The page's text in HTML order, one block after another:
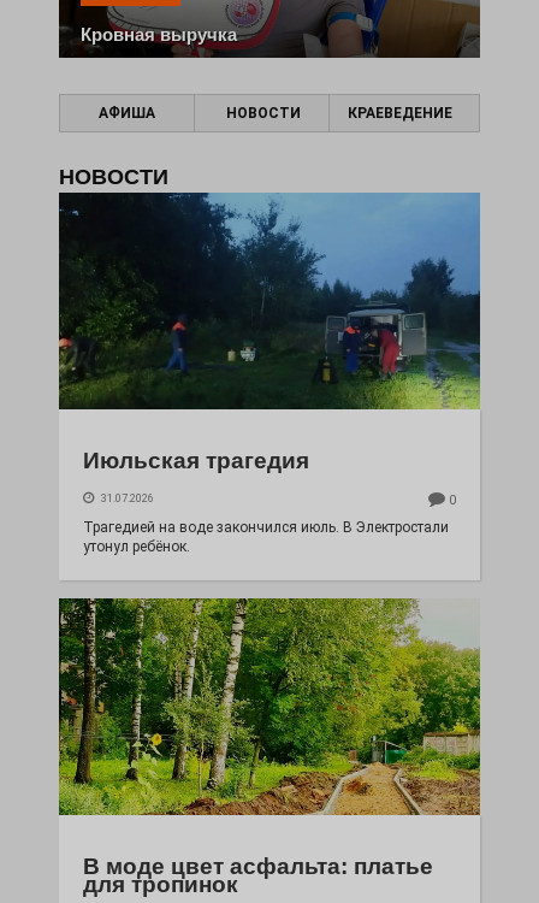
Кровная выручка
АФИША НОВОСТИ КРАЕВЕДЕНИЕ
НОВОСТИ
Июльская трагедия
31.07.2026 0
Трагедией на воде закончился июль. В Электростали
утонул ребёнок.
В моде цвет асфальта: платье
для тропинок